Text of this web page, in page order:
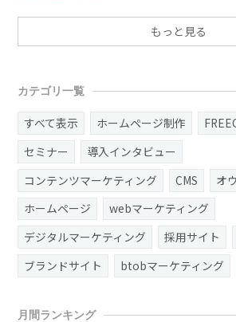
もっと見る
カテゴリ一覧
すべて表示 ホームページ制作
セミナー
導入インタビュー
コンテンツマーケティング
CMS
オ
ホームページ
webマーケティング
デジタルマーケティング
採用サイト
ブランドサイト
btobマーケティング
月間ランキング